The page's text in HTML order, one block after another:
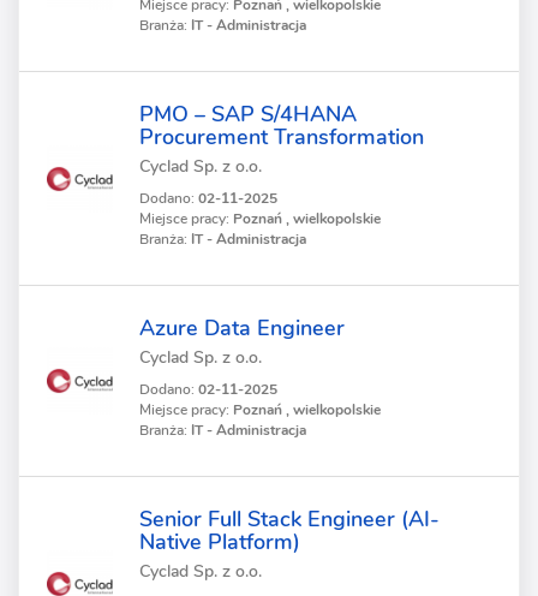
Miejsce pracy: Poznań , wielkopolskie
Branża: IT - Administracja
PMO – SAP S/4HANA
Procurement Transformation
Cyclad Sp. z o.o.
Dodano: 02-11-2025
Miejsce pracy: Poznań , wielkopolskie
Branża: IT - Administracja
Azure Data Engineer
Cyclad Sp. z o.o.
Dodano: 02-11-2025
Miejsce pracy: Poznań , wielkopolskie
Branża: IT - Administracja
Senior Full Stack Engineer (AI-
Native Platform)
Cyclad Sp. z o.o.